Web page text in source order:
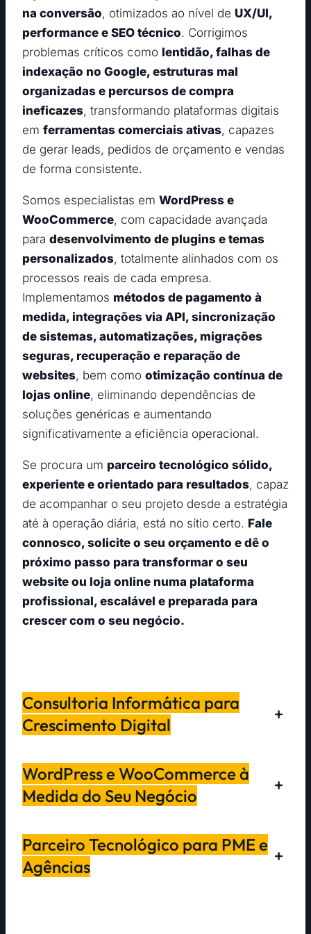
na conversão, otimizados ao nível de UX/UI,
performance e SEO técnico. Corrigimos
problemas críticos como lentidão, falhas de
indexação no Google, estruturas mal
organizadas e percursos de compra
ineficazes, transformando plataformas digitais
em ferramentas comerciais ativas, capazes
de gerar leads, pedidos de orçamento e vendas
de forma consistente.
Somos especialistas em WordPress e
WooCommerce, com capacidade avançada
para desenvolvimento de plugins e temas
personalizados, totalmente alinhados com os
processos reais de cada empresa.
Implementamos métodos de pagamento à
medida, integrações via API, sincronização
de sistemas, automatizações, migrações
seguras, recuperação e reparação de
websites, bem como otimização contínua de
lojas online, eliminando dependências de
soluções genéricas e aumentando
significativamente a eficiência operacional.
Se procura um parceiro tecnológico sólido,
experiente e orientado para resultados, capaz
de acompanhar o seu projeto desde a estratégia
até à operação diária, está no sítio certo. Fale
connosco, solicite o seu orçamento e dê o
próximo passo para transformar o seu
website ou loja online numa plataforma
profissional, escalável e preparada para
crescer com o seu negócio.
Consultoria Informática para
Crescimento Digital
+
WordPress e WooCommerce à
Medida do Seu Negócio
+
Parceiro Tecnológico para PME e
Agências
+